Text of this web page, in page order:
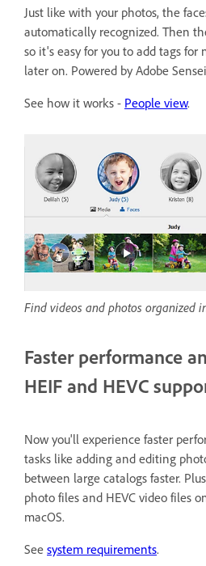
Just like with your photos, the
automatically recognized. Then
so it's easy for you to add tags
later on. Powered by Adobe
See how it works - People view.
Find videos and photos organized
Faster performance
HEIF and HEVC
Now you'll experience faster
tasks like adding and editing
between large catalogs faster.
photo files and HEVC video files
macOS.
See system requirements.